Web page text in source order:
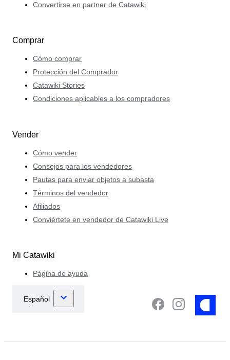
Convertirse en partner de Catawiki
Comprar
Cómo comprar
Protección del Comprador
Catawiki Stories
Condiciones aplicables a los compradores
Vender
Cómo vender
Consejos para los vendedores
Pautas para enviar objetos a subasta
Términos del vendedor
Afiliados
Conviértete en vendedor de Catawiki Live
Mi Catawiki
Página de ayuda